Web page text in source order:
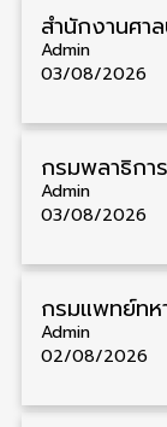
Admin
03/08/2026
Admin
03/08/2026
Admin
02/08/2026